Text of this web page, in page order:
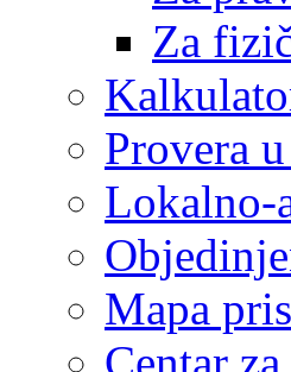
Za
Provera
Lokalno-
Mapa
Centar